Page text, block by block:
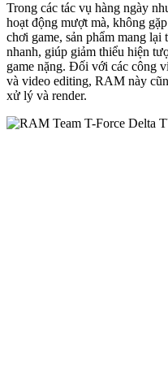
Trong các tác vụ hàng ngày
hoạt động mượt mà, không
chơi game, sản phẩm mang
nhanh, giúp giảm thiểu hiện
game nặng. Đối với các công
và video editing, RAM này
xử lý và render.